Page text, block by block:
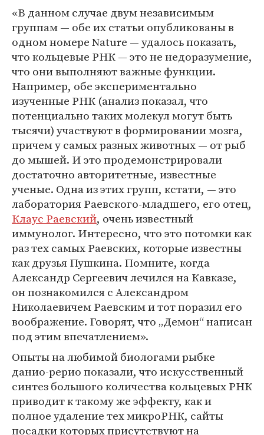
«В данном случае двум независимым
группам — обе их статьи опубликованы в
одном номере Nature — удалось показать,
что кольцевые РНК — это не недоразумение,
что они выполняют важные функции.
Например, обе экспериментально
изученные РНК (анализ показал, что
потенциально таких молекул могут быть
тысячи) участвуют в формировании мозга,
причем у самых разных животных — от рыб
до мышей. И это продемонстрировали
достаточно авторитетные, известные
ученые. Одна из этих групп, кстати, — это
лаборатория Раевского-младшего, его отец,
Клаус Раевский, очень известный
иммунолог. Интересно, что это потомки как
раз тех самых Раевских, которые известны
как друзья Пушкина. Помните, когда
Александр Сергеевич лечился на Кавказе,
он познакомился с Александром
Николаевичем Раевским и тот поразил его
воображение. Говорят, что „Демон“ написан
под этим впечатлением».
Опыты на любимой биологами рыбке
данио-рерио показали, что искусственный
синтез большого количества кольцевых РНК
приводит к такому же эффекту, как и
полное удаление тех микроРНК, сайты
посадки которых присутствуют на